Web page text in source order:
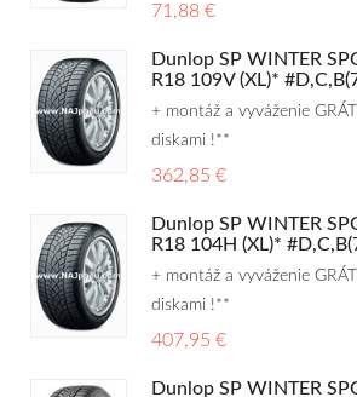
71,88 €
Dunlop SP WINTER
R18 109V (XL)*
+ montáž a vyváženie
diskami !**
362,85 €
Dunlop SP WINTER
R18 104H (XL)*
+ montáž a vyváženie
diskami !**
407,95 €
Dunlop SP WINTER